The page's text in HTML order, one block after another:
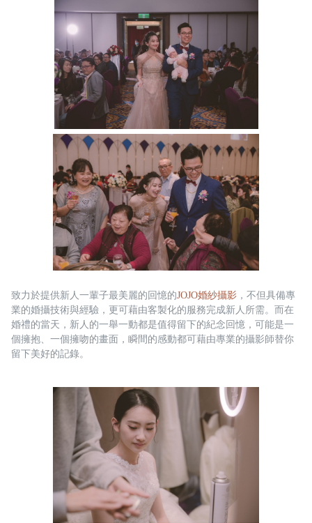
致力於提供新人一輩子最美麗的回憶的JOJO婚紗攝影 ，不但具備專
業的婚攝技術與經驗，更可藉由客製化的服務完成新人所需。而在
婚禮的當天，新人的一舉一動都是值得留下的紀念回憶，可能是一
個擁抱、一個擁吻的畫面，瞬間的感動都可藉由專業的攝影師替你
留下美好的記錄。